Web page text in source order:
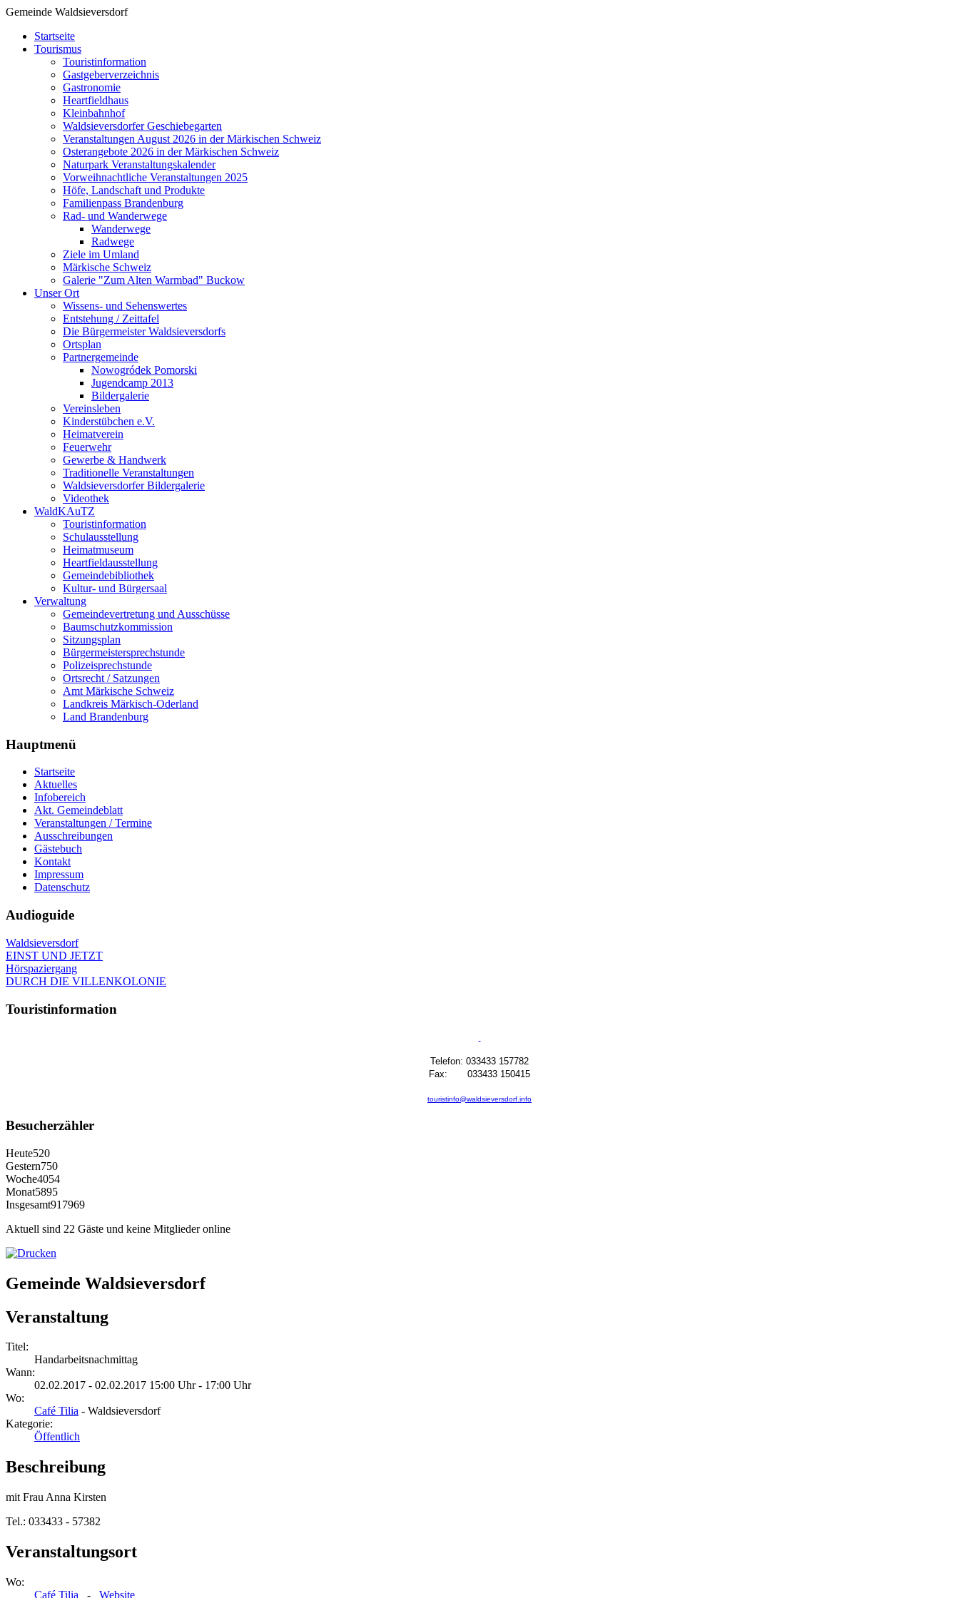
Gemeinde Waldsieversdorf
Startseite
Tourismus
Touristinformation
Gastgeberverzeichnis
Gastronomie
Heartfieldhaus
Kleinbahnhof
Waldsieversdorfer Geschiebegarten
Veranstaltungen August 2026 in der Märkischen Schweiz
Osterangebote 2026 in der Märkischen Schweiz
Naturpark Veranstaltungskalender
Vorweihnachtliche Veranstaltungen 2025
Höfe, Landschaft und Produkte
Familienpass Brandenburg
Rad- und Wanderwege
Wanderwege
Radwege
Ziele im Umland
Märkische Schweiz
Galerie "Zum Alten Warmbad" Buckow
Unser Ort
Wissens- und Sehenswertes
Entstehung / Zeittafel
Die Bürgermeister Waldsieversdorfs
Ortsplan
Partnergemeinde
Nowogródek Pomorski
Jugendcamp 2013
Bildergalerie
Vereinsleben
Kinderstübchen e.V.
Heimatverein
Feuerwehr
Gewerbe & Handwerk
Traditionelle Veranstaltungen
Waldsieversdorfer Bildergalerie
Videothek
WaldKAuTZ
Touristinformation
Schulausstellung
Heimatmuseum
Heartfieldausstellung
Gemeindebibliothek
Kultur- und Bürgersaal
Verwaltung
Gemeindevertretung und Ausschüsse
Baumschutzkommission
Sitzungsplan
Bürgermeistersprechstunde
Polizeisprechstunde
Ortsrecht / Satzungen
Amt Märkische Schweiz
Landkreis Märkisch-Oderland
Land Brandenburg
Hauptmenü
Startseite
Aktuelles
Infobereich
Akt. Gemeindeblatt
Veranstaltungen / Termine
Ausschreibungen
Gästebuch
Kontakt
Impressum
Datenschutz
Audioguide
Waldsieversdorf
EINST UND JETZT
Hörspaziergang
DURCH DIE VILLENKOLONIE
Touristinformation
Telefon: 033433 157782
Fax: 033433 150415
touristinfo@waldsieversdorf.info
Besucherzähler
Heute520
Gestern750
Woche4054
Monat5895
Insgesamt917969
Aktuell sind 22 Gäste und keine Mitglieder online
Gemeinde Waldsieversdorf
Veranstaltung
Titel:
Handarbeitsnachmittag
Wann:
02.02.2017 - 02.02.2017 15:00 Uhr - 17:00 Uhr
Wo:
Café Tilia - Waldsieversdorf
Kategorie:
Öffentlich
Beschreibung
mit Frau Anna Kirsten
Tel.: 033433 - 57382
Veranstaltungsort
Wo:
Café Tilia - Website